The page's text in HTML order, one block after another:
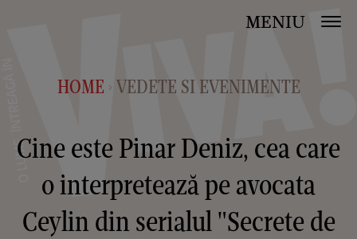
MENIU
HOME > VEDETE SI EVENIMENTE
Cine este Pinar Deniz, cea care
o interpretează pe avocata
Ceylin din serialul "Secrete de